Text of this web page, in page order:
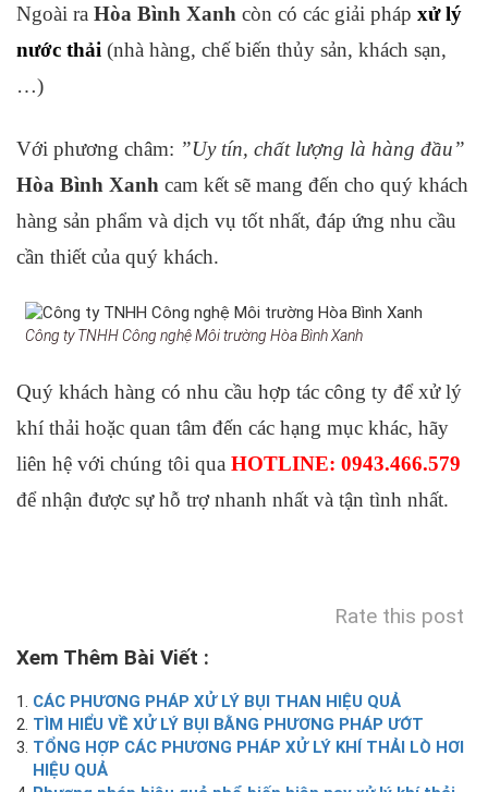
Ngoài ra Hòa Bình Xanh còn có các giải pháp xử lý
nước thải (nhà hàng, chế biến thủy sản, khách sạn,
…)
Với phương châm: ”Uy tín, chất lượng là hàng đầu”
Hòa Bình Xanh cam kết sẽ mang đến cho quý khách
hàng sản phẩm và dịch vụ tốt nhất, đáp ứng nhu cầu
cần thiết của quý khách.
Công ty TNHH Công nghệ Môi trường Hòa Bình Xanh
Quý khách hàng có nhu cầu hợp tác công ty để xử lý
khí thải hoặc quan tâm đến các hạng mục khác, hãy
liên hệ với chúng tôi qua HOTLINE: 0943.466.579
để nhận được sự hỗ trợ nhanh nhất và tận tình nhất.
Rate this post
Xem Thêm Bài Viết :
CÁC PHƯƠNG PHÁP XỬ LÝ BỤI THAN HIỆU QUẢ
TÌM HIỂU VỀ XỬ LÝ BỤI BẰNG PHƯƠNG PHÁP ƯỚT
TỔNG HỢP CÁC PHƯƠNG PHÁP XỬ LÝ KHÍ THẢI LÒ HƠI
HIỆU QUẢ